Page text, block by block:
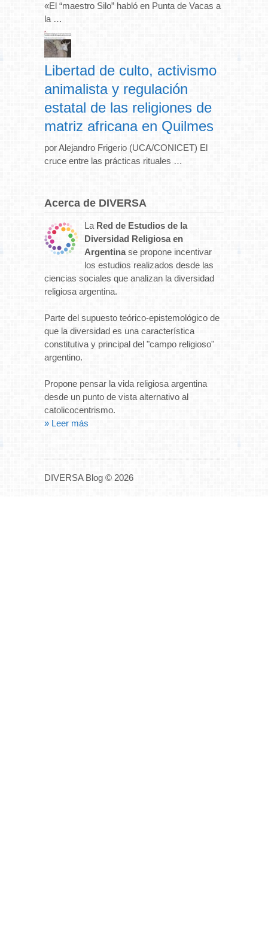
«El “maestro Silo” habló en Punta de Vacas a
la …
Libertad de culto, activismo
animalista y regulación
estatal de las religiones de
matriz africana en Quilmes
por Alejandro Frigerio (UCA/CONICET) El
cruce entre las prácticas rituales …
Acerca de DIVERSA
La Red de Estudios de la
Diversidad Religiosa en
Argentinase propone incentivar
los estudios realizados desde las
ciencias sociales que analizan la diversidad
religiosa argentina.
Parte del supuesto teórico-epistemológico de
que la diversidad es una característica
constitutiva y principal del "campo religioso"
argentino.
Propone pensar la vida religiosa argentina
desde un punto de vista alternativo al
catolicocentrismo.
» Leer más
DIVERSA Blog © 2026